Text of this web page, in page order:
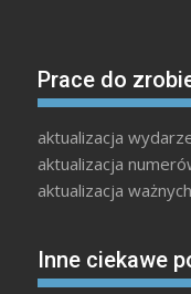
Prace do
aktualizacja
aktualizacja
aktualizacja
Inne ciekawe